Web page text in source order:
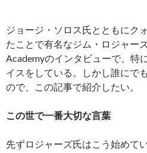
ジョージ・ソロス氏とともにク
たことで有名なジム・ロジャー
Academyのインタビューで、特
イスをしている。しかし誰にで
ので、この記事で紹介したい。
この世で一番大切な言葉
先ずロジャーズ氏はこう始めてい